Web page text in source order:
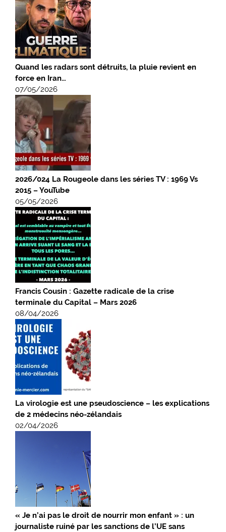
Quand les radars sont détruits, la pluie revient en
force en Iran…
07/05/2026
2026/024 La Rougeole dans les séries TV : 1969 Vs
2015 – YouTube
05/05/2026
Francis Cousin : Gazette radicale de la crise
terminale du Capital – Mars 2026
08/04/2026
La virologie est une pseudoscience – les explications
de 2 médecins néo-zélandais
02/04/2026
« Je n’ai pas le droit de nourrir mon enfant » : un
journaliste ruiné par les sanctions de l’UE sans